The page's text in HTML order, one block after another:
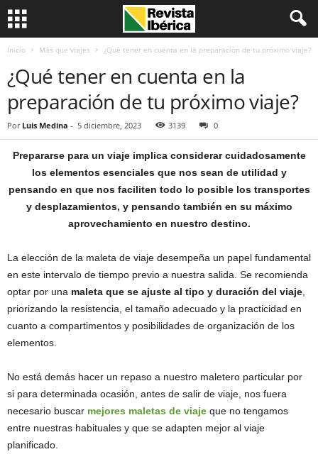
Inicio Más que viajes ¿Qué tener en cuenta en la preparación de tu próximo viaje?
¿Qué tener en cuenta en la
preparación de tu próximo viaje?
Por Luis Medina - 5 diciembre, 2023 3139 0
Prepararse para un viaje implica considerar cuidadosamente
los elementos esenciales que nos sean de utilidad y
pensando en que nos faciliten todo lo posible los transportes
y desplazamientos, y pensando también en su máximo
aprovechamiento en nuestro destino.
La elección de la maleta de viaje desempeña un papel fundamental
en este intervalo de tiempo previo a nuestra salida. Se recomienda
optar por una maleta que se ajuste al tipo y duración del viaje
priorizando la resistencia, el tamaño adecuado y la practicidad en
cuanto a compartimentos y posibilidades de organización de los
elementos.
No está demás hacer un repaso a nuestro maletero particular por
si para determinada ocasión, antes de salir de viaje, nos fuera
necesario buscar mejores maletas de viaje que no tengamos
entre nuestras habituales y que se adapten mejor al viaje
planificado.